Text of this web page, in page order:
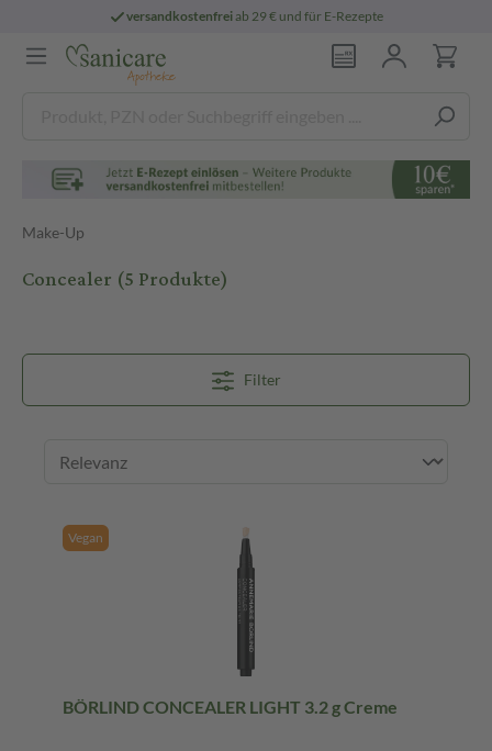
versandkostenfreiab 29 € und für E-Rezepte
Make-Up
Concealer (5 Produkte)
Filter
Vegan
BÖRLIND CONCEALER LIGHT 3.2 g Creme